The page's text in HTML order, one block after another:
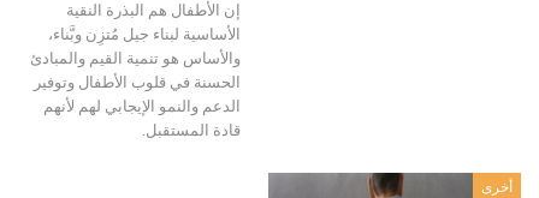
إن الأطفال هم البذرة النقية
الأساسية لبناء جيل مُتزِن وبَّناء،
والأساس هو تنمية القيم والمبادئ
الحسنة في قلوب الأطفال وتوفير
الدعم والنمو الإيجابي لهم لأنهم
قادة المستقبل.
أخرى